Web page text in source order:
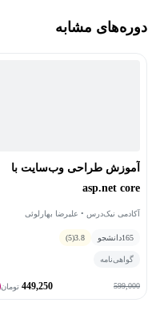
دوره‌های مشابه
آموزش طراحی وب‌سایت با
asp.net core
آکادمی نیک‌درس • علیرضا بهارلوئی
165دانشجو 3.8
(5)
گواهی‌نامه
599,000
449,250 تومان